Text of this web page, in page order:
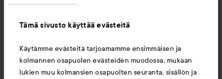
Tämä sivusto käyttää evästeitä
Käytämme evästeitä tarjoamamme ensimmäisen ja
kolmannen osapuolen evästeiden muodossa, mukaan
lukien muu kolmansien osapuolten seuranta, sisällön ja
Tykkää
Kirjaudu lähettääksesi kommentin